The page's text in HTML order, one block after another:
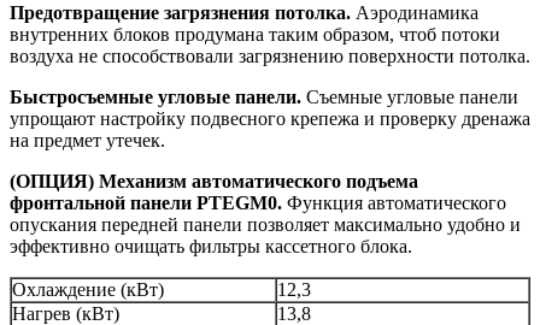
Предотвращение загрязнения потолка. Аэродинамика
внутренних блоков продумана таким образом, чтоб потоки
воздуха не способствовали загрязнению поверхности потолка.
Быстросъемные угловые панели. Съемные угловые панели
упрощают настройку подвесного крепежа и проверку дренажа
на предмет утечек.
(ОПЦИЯ) Механизм автоматического подъема
фронтальной панели PTEGM0. Функция автоматического
опускания передней панели позволяет максимально удобно и
эффективно очищать фильтры кассетного блока.
Охлаждение (кВт)
12,3
Нагрев (кВт)
13,8